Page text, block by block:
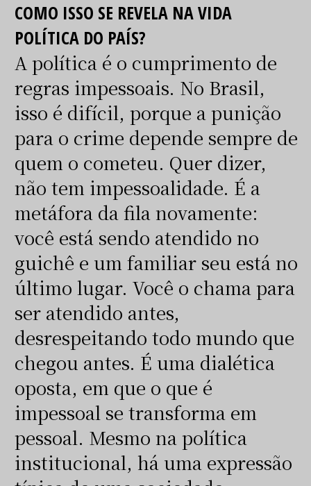
COMO ISSO SE REVELA NA VIDA
POLÍTICA DO PAÍS?
A política é o cumprimento de
regras impessoais. No Brasil,
isso é difícil, porque a punição
para o crime depende sempre de
quem o cometeu. Quer dizer,
não tem impessoalidade. É a
metáfora da fila novamente:
você está sendo atendido no
guichê e um familiar seu está no
último lugar. Você o chama para
ser atendido antes,
desrespeitando todo mundo que
chegou antes. É uma dialética
oposta, em que o que é
impessoal se transforma em
pessoal. Mesmo na política
institucional, há uma expressão